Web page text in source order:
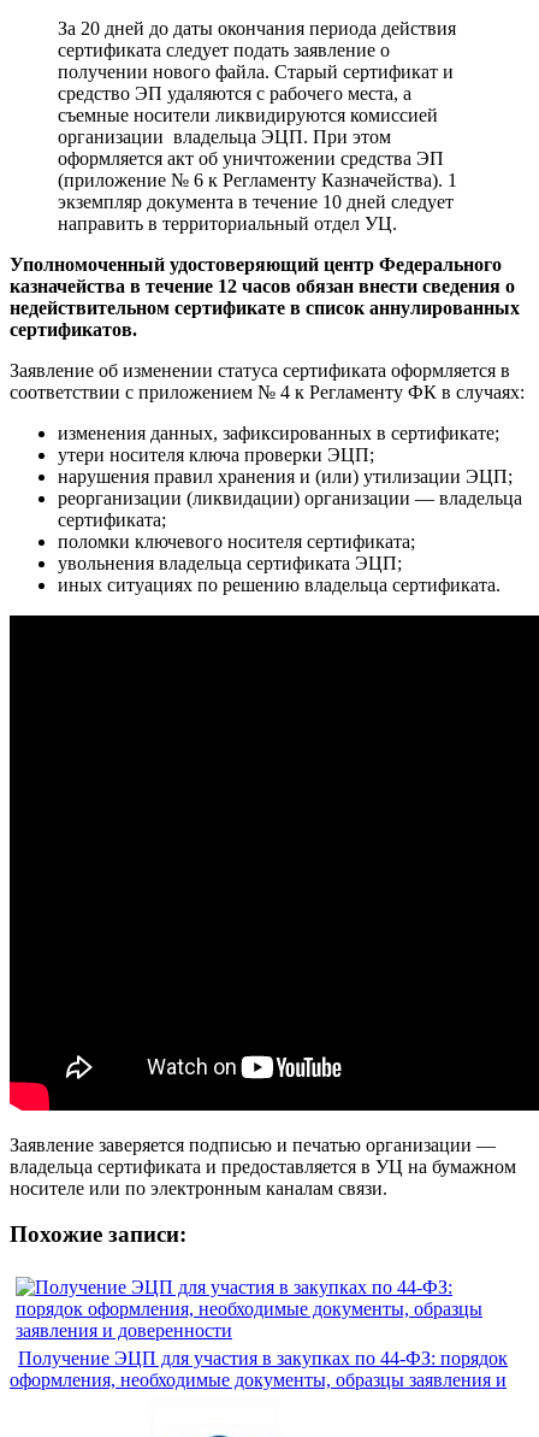
За 20 дней до даты окончания периода действия
сертификата следует подать заявление о
получении нового файла. Старый сертификат и
средство ЭП удаляются с рабочего места, а
съемные носители ликвидируются комиссией
организации владельца ЭЦП. При этом
оформляется акт об уничтожении средства ЭП
(приложение № 6 к Регламенту Казначейства). 1
экземпляр документа в течение 10 дней следует
направить в территориальный отдел УЦ.
Уполномоченный удостоверяющий центр Федерального
казначейства в течение 12 часов обязан внести сведения о
недействительном сертификате в список аннулированных
сертификатов.
Заявление об изменении статуса сертификата оформляется в
соответствии с приложением № 4 к Регламенту ФК в случаях:
изменения данных, зафиксированных в сертификате;
утери носителя ключа проверки ЭЦП;
нарушения правил хранения и (или) утилизации ЭЦП;
реорганизации (ликвидации) организации — владельца
сертификата;
поломки ключевого носителя сертификата;
увольнения владельца сертификата ЭЦП;
иных ситуациях по решению владельца сертификата.
Заявление заверяется подписью и печатью организации —
владельца сертификата и предоставляется в УЦ на бумажном
носителе или по электронным каналам связи.
Похожие записи:
Получение ЭЦП для участия в закупках по 44-ФЗ: порядок
оформления, необходимые документы, образцы заявления и